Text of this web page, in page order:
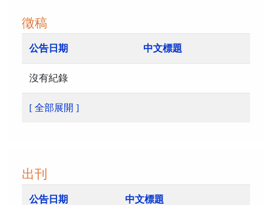
徵稿
公告日期 中文標題
沒有紀錄
[ 全部展開 ]
出刊
公告日期 中文標題